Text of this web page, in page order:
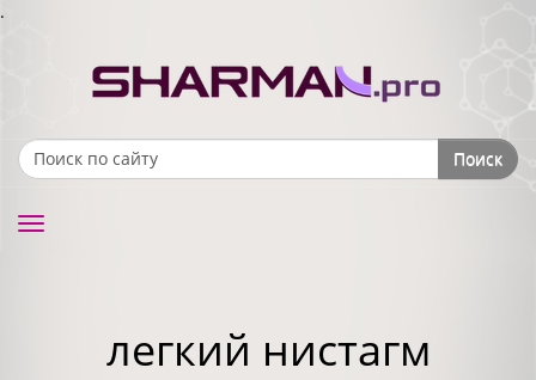
.
Search form Поиск
Toggle
легкий нистагм